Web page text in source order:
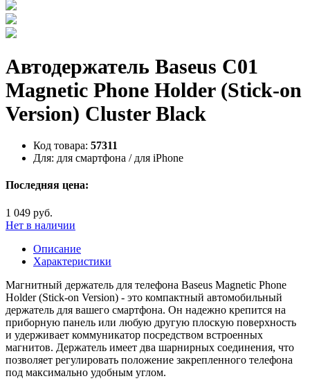
Автодержатель Baseus C01
Magnetic Phone Holder (Stick-on
Version) Cluster Black
Код товара: 57311
Для: для смартфона / для iPhone
Последняя цена:
1 049 руб.
Нет в наличии
Описание
Характеристики
Магнитный держатель для телефона Baseus Magnetic Phone
Holder (Stick-on Version) - это компактный автомобильный
держатель для вашего смартфона. Он надежно крепится на
приборную панель или любую другую плоскую поверхность
и удерживает коммуникатор посредством встроенных
магнитов. Держатель имеет два шарнирных соединения, что
позволяет регулировать положение закрепленного телефона
под максимально удобным углом.